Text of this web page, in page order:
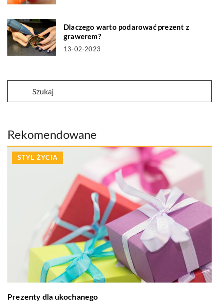
Dlaczego warto podarować prezent z
grawerem?
13-02-2023
Rekomendowane
STYL ŻYCIA
Prezenty dla ukochanego